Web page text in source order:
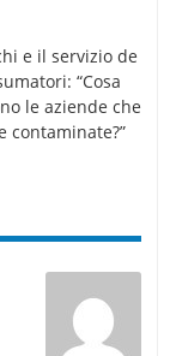
e il servizio de
“Cosa
le aziende che
contaminate?”